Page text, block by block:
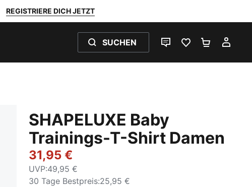
REGISTRIERE DICH JETZT
SUCHEN
LIVE-CHATFAVORITEN 0
SHAPELUXE Baby
Trainings-T-Shirt Damen
31,95 €
UVP:49,95 €
30 Tage Bestpreis:25,95 €